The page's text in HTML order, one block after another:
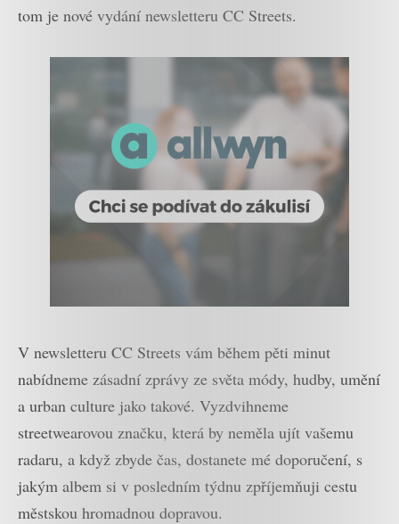
tom je nové vydání newsletteru CC Streets.
V newsletteru CC Streets vám během pěti minut
nabídneme zásadní zprávy ze světa módy, hudby, umění
a urban culture jako takové. Vyzdvihneme
streetwearovou značku, která by neměla ujít vašemu
radaru, a když zbyde čas, dostanete mé doporučení, s
jakým albem si v posledním týdnu zpříjemňuji cestu
městskou hromadnou dopravou.